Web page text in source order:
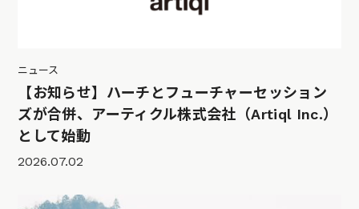
ニュース
【お知らせ】ハーチとフューチャーセッション
ズが合併、アーティクル株式会社（Artiql Inc.）
として始動
2026.07.02